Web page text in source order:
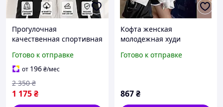
Прогулочная
качественная спортивная
170 180см с капюшоном
для парня, крутые
трикотажные худи для
подростков
Готово к отправке
от 196₴/мес
1 175₴
2 350 ₴
Кофта женская
молодежная худи
Готово к отправке
867₴